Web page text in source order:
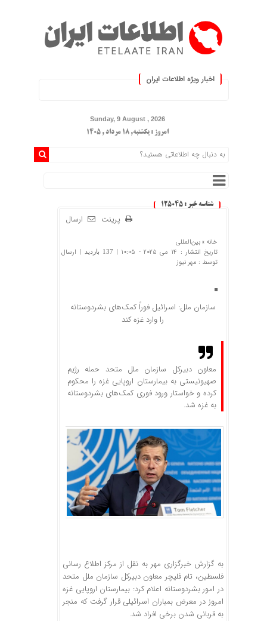
اخبار ویژه اطلاعات ایران
Sunday, 9 August , 2026
امروز : یکشنبه, ۱۸ مرداد , ۱۴۰۵
شناسه خبر : 125045
ارسال پرینت
خانه »بین‌المللی
تاریخ انتشار : 14 می 2025 - 10:05 |
137 بازدید
| ارسال
توسط : مهر نیوز
سازمان ملل: اسرائیل فوراً کمک‌های بشردوستانه
را وارد غزه کند
معاون دبیرکل سازمان ملل متحد حمله رژیم
صهیونیستی به بیمارستان اروپایی غزه را محکوم
کرده و خواستار ورود فوری کمک‌های بشردوستانه
به غزه شد.
به گزارش خبرگزاری مهر به نقل از مرکز اطلاع رسانی
فلسطین، تام فلیچر معاون دبیرکل سازمان ملل متحد
در امور بشردوستانه اعلام کرد: بیمارستان اروپایی غزه
امروز در معرض بمباران اسرائیلی قرار گرفت که منجر
به قربانی شدن برخی افراد شد.